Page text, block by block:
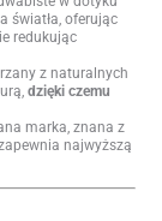
światła, oferując
redukując
z naturalnych
dzięki czemu
marka, znana z
najwyższą